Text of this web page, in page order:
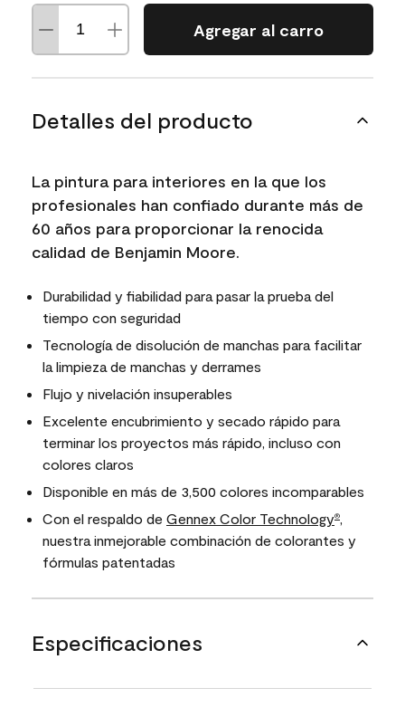
Agregar al carro
Detalles del producto
La pintura para interiores en la que los
profesionales han confiado durante más de
60 años para proporcionar la renocida
calidad de Benjamin Moore.
Durabilidad y fiabilidad para pasar la prueba del
tiempo con seguridad
Tecnología de disolución de manchas para facilitar
la limpieza de manchas y derrames
Flujo y nivelación insuperables
Excelente encubrimiento y secado rápido para
terminar los proyectos más rápido, incluso con
colores claros
Disponible en más de 3,500 colores incomparables
Con el respaldo de Gennex Color Technology®,
nuestra inmejorable combinación de colorantes y
fórmulas patentadas
Especificaciones